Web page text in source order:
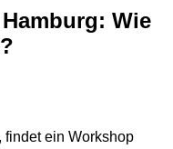
Wie
findet ein Workshop